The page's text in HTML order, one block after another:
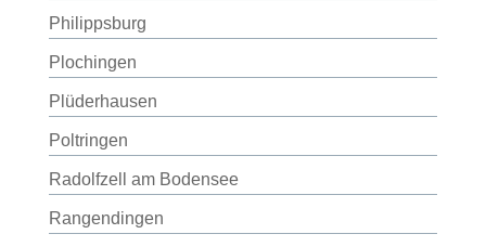
Philippsburg
Plochingen
Plüderhausen
Poltringen
Radolfzell am Bodensee
Rangendingen